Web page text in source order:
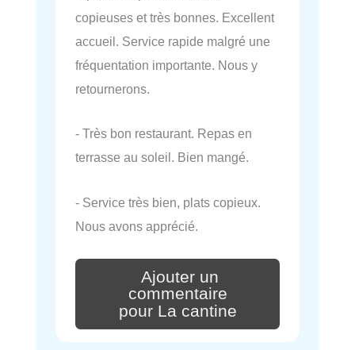
copieuses et très bonnes. Excellent
accueil. Service rapide malgré une
fréquentation importante. Nous y
retournerons.
- Très bon restaurant. Repas en
terrasse au soleil. Bien mangé.
- Service très bien, plats copieux.
Nous avons apprécié.
Ajouter un
commentaire
pour La cantine